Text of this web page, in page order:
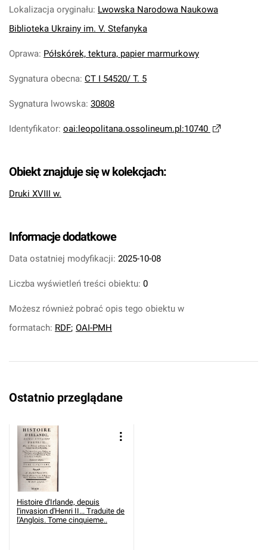
Lokalizacja oryginału: Lwowska Narodowa Naukowa
Biblioteka Ukrainy im. V. Stefanyka
Oprawa: Półskórek, tektura, papier marmurkowy
Sygnatura obecna: CT I 54520/ T. 5
Sygnatura lwowska: 30808
Identyfikator: oai:leopolitana.ossolineum.pl:10740
Obiekt znajduje się w kolekcjach:
Druki XVIII w.
Informacje dodatkowe
Data ostatniej modyfikacji: 2025-10-08
Liczba wyświetleń treści obiektu: 0
Możesz również pobrać opis tego obiektu w
formatach: RDF; OAI-PMH
Ostatnio przeglądane
Histoire d'Irlande, depuis
l'invasion d'Henri II... Traduite de
l'Anglois. Tome cinquieme..